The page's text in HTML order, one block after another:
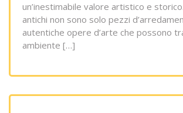
un’inestimabile valore artistico e
antichi non sono solo pezzi
autentiche opere d’arte che possono
ambiente […]